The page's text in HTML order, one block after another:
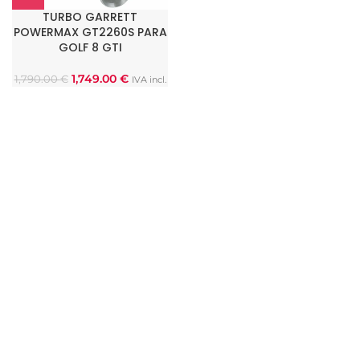
TURBO GARRETT
POWERMAX GT2260S PARA
GOLF 8 GTI
1,790.00€ 1,749.00 € IVA incl.